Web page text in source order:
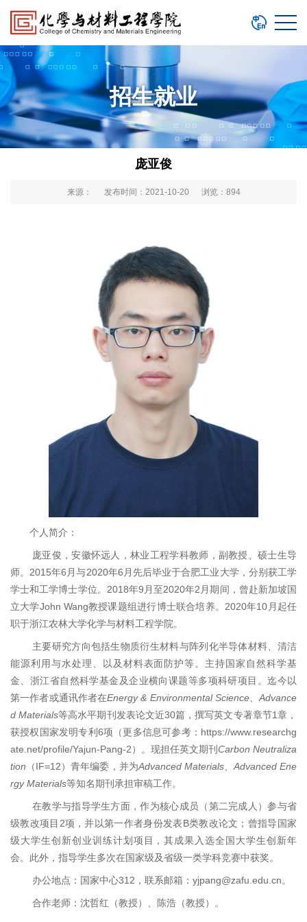
招生就业
庞亚俊
来源： 发布时间：2021-10-20 浏览： 894
个人简介：
庞亚俊，安徽怀远人，林业工程学科教师，副教授、硕士生导
师。2015年6 月与2020年6 月先后毕业于合肥工业大学，分别获工学
学士和工学博士学位。 2018年9 月至2020年2 月期间，曾赴新加坡国
立大学John Wang教授课题组进行博士联合培养。 2020年10 月起任
职于浙江农林大学化学与材料工程学院。
主要研究方向包括生物质衍生材料与阵列化半导体材料、清洁
能源利用与水处理、以及材料表面防护等。主持国家自然科学基
金、浙江省自然科学基金及企业横向课题等多项科研项目。迄今以
第一作者或通讯作者在Energy & Environmental Science、Advance
d Materials等高水平期刊发表论文近30篇，撰写英文专著章节1 章 ，
获授权 国家发明专利 6项（更多信息可参考： https://www.researchg
ate.net/profile/Yajun-Pang-2 ）。现担任英文期刊 Carbon Neutraliza
tion （ IF=12 ）青年编委，并为Advanced Materials、Advanced Ene
rgy Materials等知名期刊承担审稿工作。
在教学与指导学生方面，作为核心成员（第二完成人）参与省
级教改项目 2项，并以第一作者身份发表 B类教改论文；曾指导国家
级大学生创新创业训练计划项目，其成果入选全国大学生创新年
会。此外，指导学生多次在国家级及省级一类学科竞赛中获奖。
办公地点：国家中心312 ，联系邮箱： yjpang@zafu.edu.cn。
合作老师：沈哲红（教授）、陈浩（教授）。